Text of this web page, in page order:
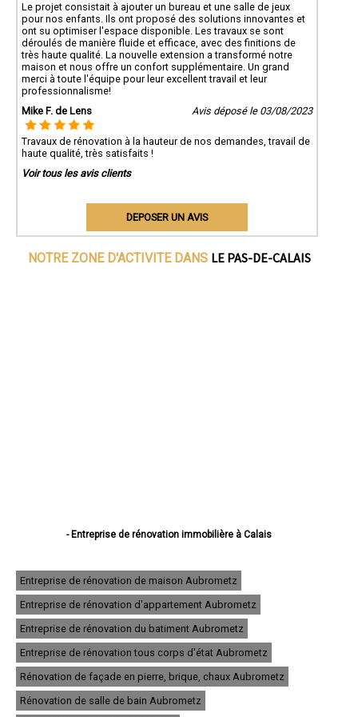
Le projet consistait à ajouter un bureau et une salle de jeux
pour nos enfants. Ils ont proposé des solutions innovantes et
ont su optimiser l'espace disponible. Les travaux se sont
déroulés de manière fluide et efficace, avec des finitions de
très haute qualité. La nouvelle extension a transformé notre
maison et nous offre un confort supplémentaire. Un grand
merci à toute l'équipe pour leur excellent travail et leur
professionnalisme!
Mike F. de Lens
Avis déposé le 03/08/2023
Travaux de rénovation à la hauteur de nos demandes, travail de
haute qualité, très satisfaits !
Voir tous les avis clients
DEPOSER UN AVIS
NOTRE ZONE D'ACTIVITE DANS LE PAS-DE-CALAIS
- Entreprise de rénovation immobilière à Calais
- Entreprise de rénovation immobilière à Lens
- Entreprise de rénovation immobilière à Liévin
- Entreprise de rénovation immobilière à Béthune
- Entreprise de rénovation immobilière à Hénin-Beaumont
- Entreprise de rénovation immobilière à Bruay-la-Buissière
- Entreprise de rénovation immobilière à Avion
- Entreprise de rénovation immobilière à Carvin
- Entreprise de rénovation immobilière à Berck
- Entreprise de rénovation immobilière à Saint-Omer
- Entreprise de rénovation immobilière à Outreau
Entreprise de rénovation de maison Aubrometz
Entreprise de rénovation d'appartement Aubrometz
Entreprise de rénovation du batiment Aubrometz
Entreprise de rénovation tous corps d'état Aubrometz
Rénovation de façade en pierre, brique, chaux Aubrometz
Rénovation de salle de bain Aubrometz